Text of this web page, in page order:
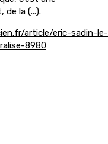
de la (...).
article/eric-sadin-le-
8980